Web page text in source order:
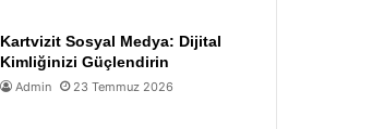
Kartvizit Sosyal Medya: Dijital
Kimliğinizi Güçlendirin
Admin 23 Temmuz 2026